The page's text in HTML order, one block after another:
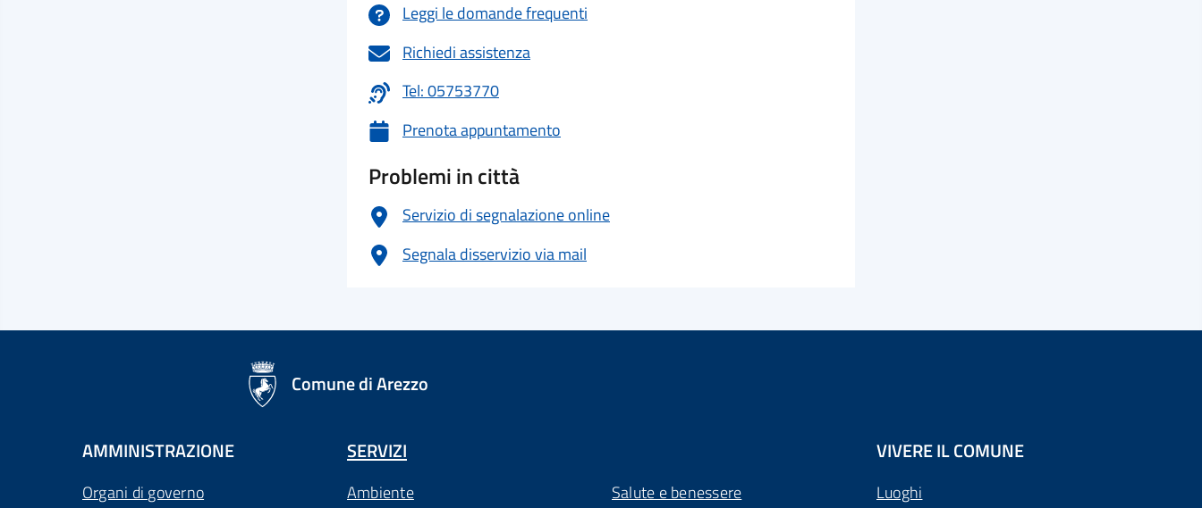
Leggi le domande frequenti
Richiedi assistenza
Tel: 05753770
Prenota appuntamento
Problemi in città
Servizio di segnalazione online
Segnala disservizio via mail
Comune di Arezzo
AMMINISTRAZIONE
Organi di governo
SERVIZI
Ambiente
Salute e benessere
VIVERE IL COMUNE
Luoghi